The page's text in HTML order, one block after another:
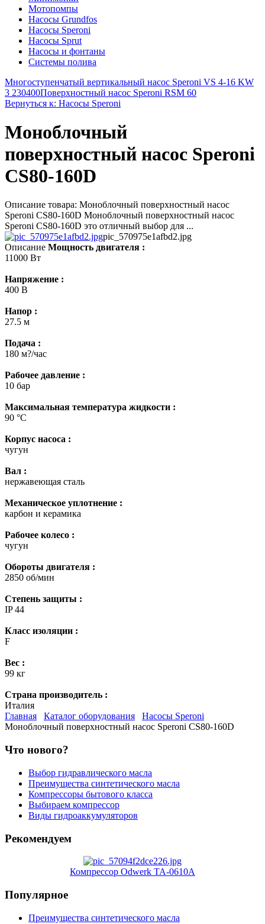
Мотопомпы
Насосы Grundfos
Насосы Speroni
Насосы Sprut
Насосы и фонтаны
Системы полива
Многоступенчатый вертикальный насос Speroni VS 4-16 KW
3 230400Поверхностный насос Speroni RSM 60
Вернуться к: Насосы Speroni
Моноблочный
поверхностный насос Speroni
CS80-160D
Описание товара: Моноблочный поверхностный насос
Speroni CS80-160D Моноблочный поверхностный насос
Speroni CS80-160D это отличный выбор для ...
pic_570975e1afbd2.jpg
Описание Мощность двигателя :
11000 Вт
Напряжение :
400 В
Напор :
27.5 м
Подача :
180 м?/час
Рабочее давление :
10 бар
Максимальная температура жидкости :
90 °С
Корпус насоса :
чугун
Вал :
нержавеющая сталь
Механическое уплотнение :
карбон и керамика
Рабочее колесо :
чугун
Обороты двигателя :
2850 об/мин
Степень защиты :
IP 44
Класс изоляции :
F
Вес :
99 кг
Страна производитель :
Италия
Главная
Каталог оборудования
Насосы Speroni
Моноблочный поверхностный насос Speroni CS80-160D
Что нового?
Выбор гидравлического масла
Преимущества синтетического масла
Компрессоры бытового класса
Выбираем компрессор
Виды гидроаккумуляторов
Рекомендуем
Компрессор Odwerk TA-0610A
Популярное
Преимущества синтетического масла